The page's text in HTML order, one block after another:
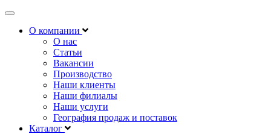
Открыть
навигациюО компании
О нас
Статьи
Вакансии
Производство
Наши клиенты
Наши филиалы
Наши услуги
География продаж и поставок
Каталог